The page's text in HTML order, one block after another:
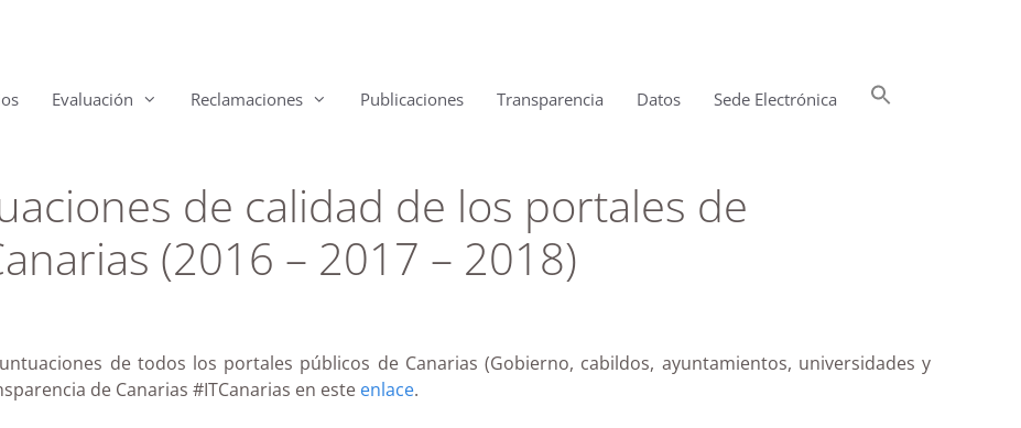
Evaluación Reclamaciones Publicaciones Transparencia Datos Sede Electrónica
de calidad de los portales de
(2016 – 2017 – 2018)
de todos los portales públicos de Canarias (Gobierno, cabildos, ayuntamientos, universidades y
de Canarias #ITCanarias en este enlace.